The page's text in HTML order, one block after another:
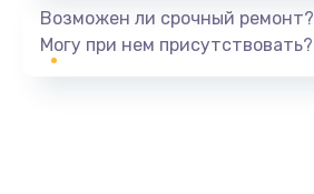
Возможен ли срочный ремонт?
Могу при нем присутствовать?